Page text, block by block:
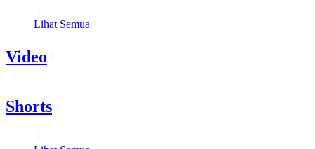
Lihat Semua
Video
Shorts